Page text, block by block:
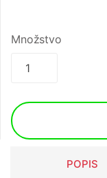
Množstvo
POPIS